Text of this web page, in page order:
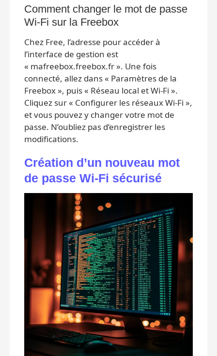
Comment changer le mot de passe
Wi-Fi sur la Freebox
Chez Free, l’adresse pour accéder à
l’interface de gestion est
« mafreebox.freebox.fr ». Une fois
connecté, allez dans « Paramètres de la
Freebox », puis « Réseau local et Wi-Fi ».
Cliquez sur « Configurer les réseaux Wi-Fi »,
et vous pouvez y changer votre mot de
passe. N’oubliez pas d’enregistrer les
modifications.
Création d’un nouveau mot
de passe Wi-Fi sécurisé